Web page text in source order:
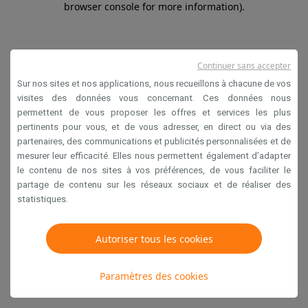
browser console for more information).
Sur nos sites et nos applications, nous recueillons à chacune de vos
visites des données vous concernant. Ces données nous
permettent de vous proposer les offres et services les plus
pertinents pour vous, et de vous adresser, en direct ou via des
partenaires, des communications et publicités personnalisées et de
mesurer leur efficacité. Elles nous permettent également d’adapter
le contenu de nos sites à vos préférences, de vous faciliter le
partage de contenu sur les réseaux sociaux et de réaliser des
statistiques.
Autoriser tous les cookies
Paramètres des cookies
Continuer sans accepter